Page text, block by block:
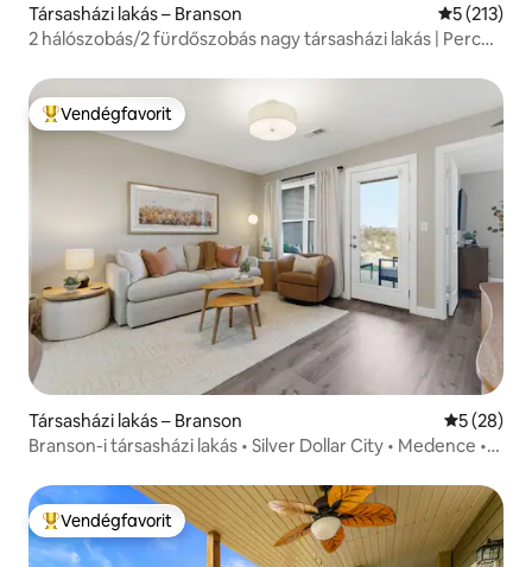
Társasházi lakás – Branson Átlagos
5 (213)
2 hálószobás/2 fürdőszobás nagy társasházi lakás | Perc
Kiemelt vendégfavorit
Vendégfavorit
Társasházi lakás – Branson Átlagos
5 (28)
Branson-i társasházi lakás • Silver Dollar City • Medence •
Kiemelt vendégfavorit
Vendégfavorit